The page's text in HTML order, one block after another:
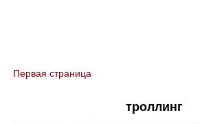
You are here
Первая страница
троллинг